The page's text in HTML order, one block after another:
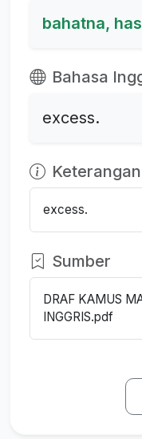
bahatna,
Bahasa
excess.
excess.
Sumber
DRAF KAMUS
INGGRIS.pdf